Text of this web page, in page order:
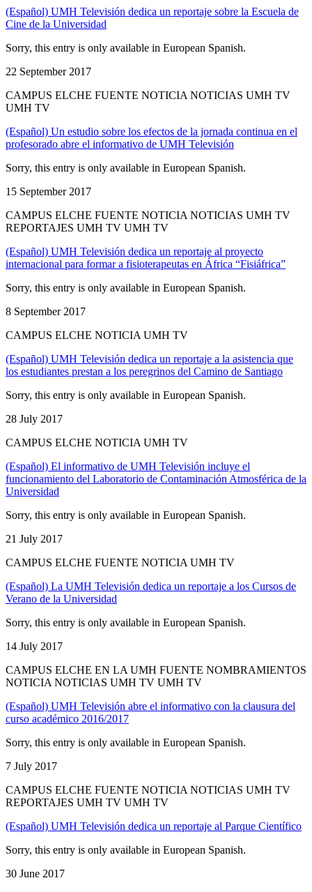
(Español) UMH Televisión dedica un reportaje sobre la Escuela de
Cine de la Universidad
Sorry, this entry is only available in European Spanish.
22 September 2017
CAMPUS ELCHE FUENTE NOTICIA NOTICIAS UMH TV
UMH TV
(Español) Un estudio sobre los efectos de la jornada continua en el
profesorado abre el informativo de UMH Televisión
Sorry, this entry is only available in European Spanish.
15 September 2017
CAMPUS ELCHE FUENTE NOTICIA NOTICIAS UMH TV
REPORTAJES UMH TV UMH TV
(Español) UMH Televisión dedica un reportaje al proyecto
internacional para formar a fisioterapeutas en África “Fisiáfrica”
Sorry, this entry is only available in European Spanish.
8 September 2017
CAMPUS ELCHE NOTICIA UMH TV
(Español) UMH Televisión dedica un reportaje a la asistencia que
los estudiantes prestan a los peregrinos del Camino de Santiago
Sorry, this entry is only available in European Spanish.
28 July 2017
CAMPUS ELCHE NOTICIA UMH TV
(Español) El informativo de UMH Televisión incluye el
funcionamiento del Laboratorio de Contaminación Atmosférica de la
Universidad
Sorry, this entry is only available in European Spanish.
21 July 2017
CAMPUS ELCHE FUENTE NOTICIA UMH TV
(Español) La UMH Televisión dedica un reportaje a los Cursos de
Verano de la Universidad
Sorry, this entry is only available in European Spanish.
14 July 2017
CAMPUS ELCHE EN LA UMH FUENTE NOMBRAMIENTOS
NOTICIA NOTICIAS UMH TV UMH TV
(Español) UMH Televisión abre el informativo con la clausura del
curso académico 2016/2017
Sorry, this entry is only available in European Spanish.
7 July 2017
CAMPUS ELCHE FUENTE NOTICIA NOTICIAS UMH TV
REPORTAJES UMH TV UMH TV
(Español) UMH Televisión dedica un reportaje al Parque Científico
Sorry, this entry is only available in European Spanish.
30 June 2017